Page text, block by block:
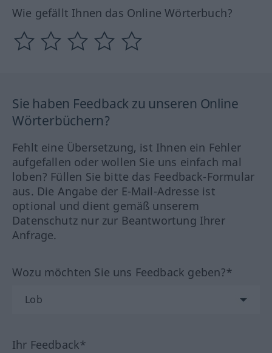
Wie gefällt Ihnen das Online Wörterbuch?
Sie haben Feedback zu unseren Online
Wörterbüchern?
Fehlt eine Übersetzung, ist Ihnen ein Fehler
aufgefallen oder wollen Sie uns einfach mal
loben? Füllen Sie bitte das Feedback-Formular
aus. Die Angabe der E-Mail-Adresse ist
optional und dient gemäß unserem
Datenschutz nur zur Beantwortung Ihrer
Anfrage.
Wozu möchten Sie uns Feedback geben?*
Ihr Feedback*